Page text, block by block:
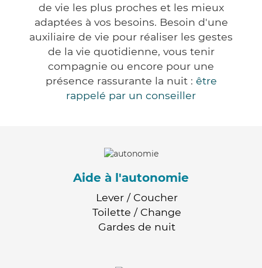
de vie les plus proches et les mieux
adaptées à vos besoins. Besoin d'une
auxiliaire de vie pour réaliser les gestes
de la vie quotidienne, vous tenir
compagnie ou encore pour une
présence rassurante la nuit : être
rappelé par un conseiller
Aide à l'autonomie
Lever / Coucher
Toilette / Change
Gardes de nuit